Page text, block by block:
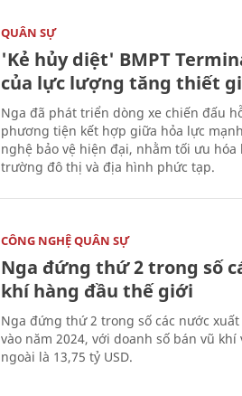
QUÂN SỰ
'Kẻ hủy diệt' BMPT
của lực lượng tăng thiết
Nga đã phát triển dòng xe chiến đấu
phương tiện kết hợp giữa hỏa lực
nghệ bảo vệ hiện đại, nhằm tối ưu
trường đô thị và địa hình phức tạp.
CÔNG NGHỆ QUÂN SỰ
Nga đứng thứ 2 trong số
khí hàng đầu thế giới
Nga đứng thứ 2 trong số các nước
vào năm 2024, với doanh số bán vũ
ngoài là 13,75 tỷ USD.